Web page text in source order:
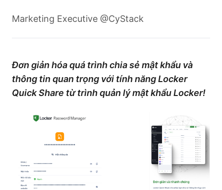
Marketing Executive @CyStack
Đơn giản hóa quá trình chia sẻ mật khẩu và
thông tin quan trọng với tính năng Locker
Quick Share từ trình quản lý mật khẩu Locker!